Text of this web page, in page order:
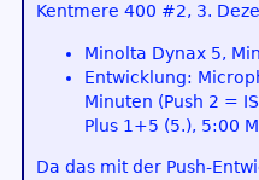
Kentmere 400 #2, 3.
Minolta Dynax 5,
Entwicklung:
Minuten (Push 2 =
Plus 1+5 (5.), 5:00
Da das mit der Push-